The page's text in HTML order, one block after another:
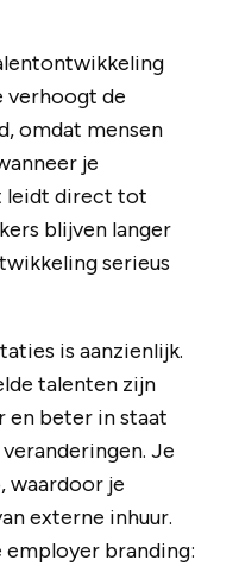
verhoogt de
omdat mensen
je
leidt direct tot
blijven langer
serieus
is aanzienlijk.
talenten zijn
en beter in staat
Je
waardoor je
externe inhuur.
branding: